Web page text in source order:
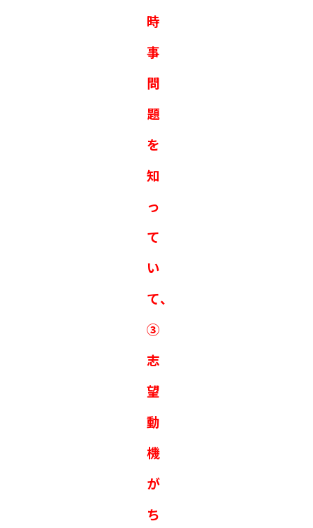
時
事
問
題
を
知
っ
て
い
て、
③
志
望
動
機
が
ち